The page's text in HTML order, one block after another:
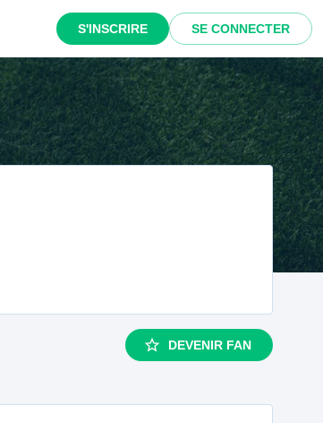
S'INSCRIRE SE CONNECTER
DEVENIR FAN